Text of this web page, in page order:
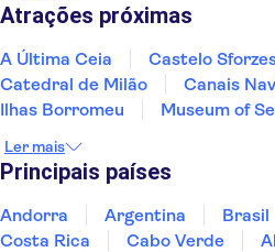
Atrações próximas
A Última Ceia
Castelo
Catedral de Milão
Canais
Ilhas Borromeu
Museum of
Pinacoteca Ambrosiana
Museu Nacional de Ciência e
Museus do Vaticano
Basílica
Galeria Uffizi
Coliseu
Ler mais
Principais países
Andorra Argentina Brasil
Costa Rica
Cabo Verde